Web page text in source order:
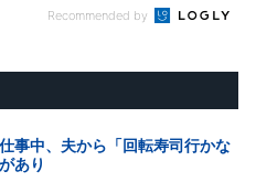
Recommended by
事中、夫から「回転寿司行かな
あり